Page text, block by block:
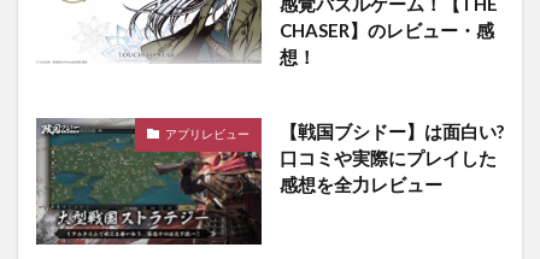
CHASER】のレビュー・感
想！
アプリレビュー
【戦国ブシドー】は面白い?
口コミや実際にプレイした
感想を全力レビュー